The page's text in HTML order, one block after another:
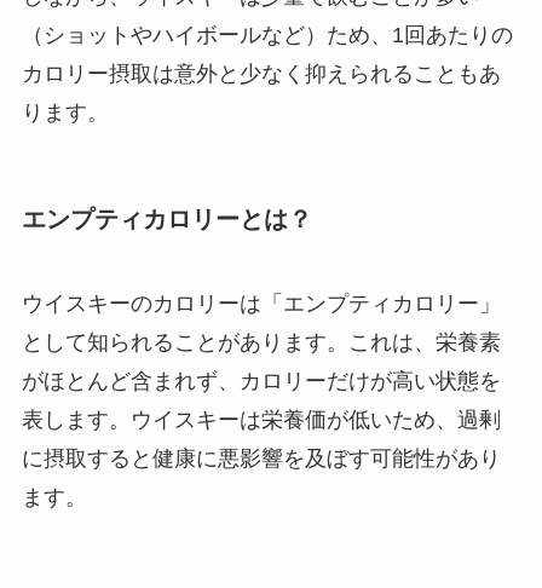
（ショットやハイボールなど）ため、1回あたりの
カロリー摂取は意外と少なく抑えられることもあ
ります。
エンプティカロリーとは？
ウイスキーのカロリーは「エンプティカロリー」
として知られることがあります。これは、栄養素
がほとんど含まれず、カロリーだけが高い状態を
表します。ウイスキーは栄養価が低いため、過剰
に摂取すると健康に悪影響を及ぼす可能性があり
ます。